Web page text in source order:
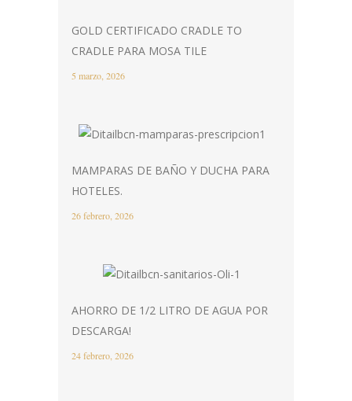
GOLD CERTIFICADO CRADLE TO
CRADLE PARA MOSA TILE
5 marzo, 2026
MAMPARAS DE BAÑO Y DUCHA PARA
HOTELES.
26 febrero, 2026
AHORRO DE 1/2 LITRO DE AGUA POR
DESCARGA!
24 febrero, 2026